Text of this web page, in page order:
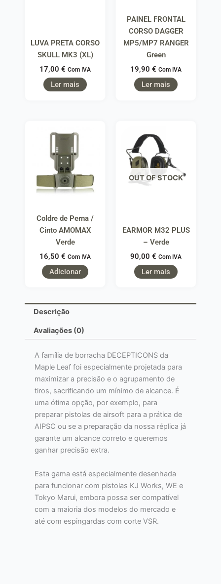
LUVA PRETA CORSO
SKULL MK3 (XL)
17,00 € Com IVA
Ler mais
PAINEL FRONTAL
CORSO DAGGER
MP5/MP7 RANGER
Green
19,90 € Com IVA
Ler mais
Coldre de Perna /
Cinto AMOMAX
Verde
16,50 € Com IVA
Adicionar
OUT OF STOCK
EARMOR M32 PLUS
– Verde
90,00 € Com IVA
Ler mais
Descrição
Avaliações (0)
A família de borracha DECEPTICONS da
Maple Leaf foi especialmente projetada para
maximizar a precisão e o agrupamento de
tiros, sacrificando um mínimo de alcance. É
uma ótima opção, por exemplo, para
preparar pistolas de airsoft para a prática de
AIPSC ou se a preparação da nossa réplica já
garante um alcance correto e queremos
ganhar precisão extra.
Esta gama está especialmente desenhada
para funcionar com pistolas KJ Works, WE e
Tokyo Marui, embora possa ser compatível
com a maioria dos modelos do mercado e
até com espingardas com corte VSR.